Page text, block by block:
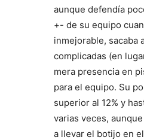
aunque defendía
+- de su equipo
inmejorable, sacaba
complicadas (en
mera presencia en
para el equipo. Su
superior al 12% y
varias veces,
a llevar el botijo en